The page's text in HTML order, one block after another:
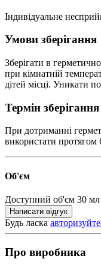
Індивідуальне
Умови зберігання
Зберігати в
при кімнатній
дітей місці. Уникати
Термін зберігання
При дотриманні
використати протягом
Об'єм
Доступний об'єм 30 мл
Написати відгук
Будь ласка
Про виробника